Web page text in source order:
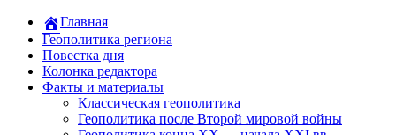
Главная
Геополитика региона
Повестка дня
Колонка редактора
Факты и материалы
Классическая геополитика
Геополитика после Второй мировой войны